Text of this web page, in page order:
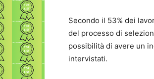
Secondo il 53% dei
del processo di
possibilità di avere un
intervistati.